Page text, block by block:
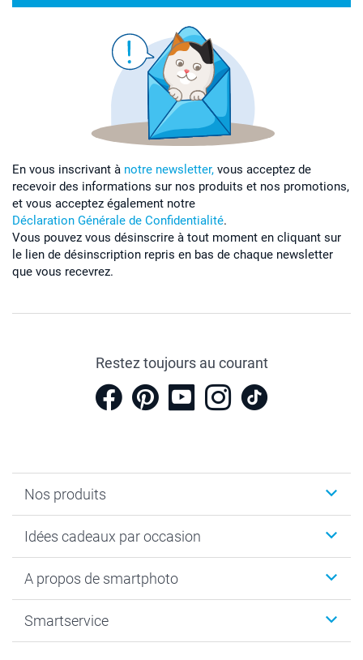
En vous inscrivant à notre newsletter, vous acceptez de
recevoir des informations sur nos produits et nos promotions,
et vous acceptez également notre
Déclaration Générale de Confidentialité.
Vous pouvez vous désinscrire à tout moment en cliquant sur
le lien de désinscription repris en bas de chaque newsletter
que vous recevrez.
Restez toujours au courant
Nos produits
Calendrier photo & Agenda photo
Tirage photo & agrandissement
Faire-part & Cartes
Idées cadeaux par occasion
Anniversaire
Naissance & baptême
A propos de smartphoto
Plan du site
Smartservice